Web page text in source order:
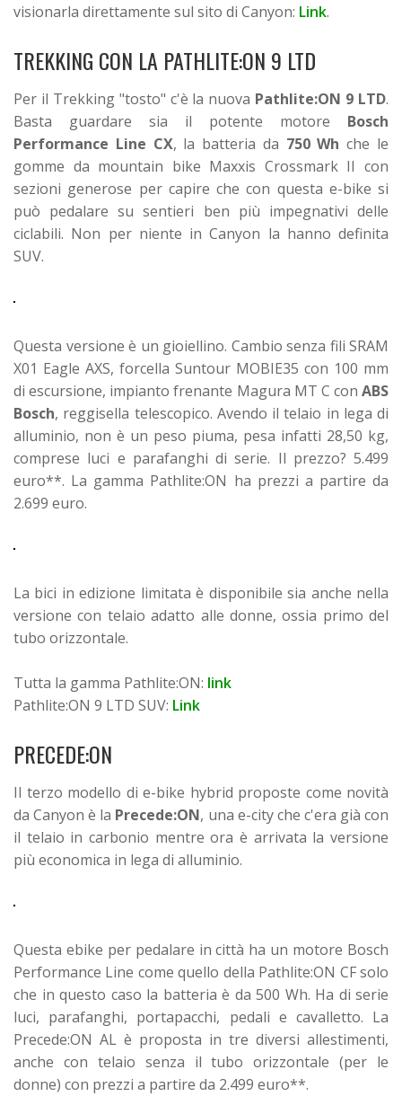
visionarla direttamente sul sito di Canyon: Link.
TREKKING CON LA PATHLITE:ON 9 LTD
Per il Trekking "tosto" c'è la nuova Pathlite:ON 9 LTD.
Basta guardare sia il potente motore Bosch
Performance Line CX, la batteria da 750 Wh che le
gomme da mountain bike Maxxis Crossmark II con
sezioni generose per capire che con questa e-bike si
può pedalare su sentieri ben più impegnativi delle
ciclabili. Non per niente in Canyon la hanno definita
SUV.
Questa versione è un gioiellino. Cambio senza fili SRAM
X01 Eagle AXS, forcella Suntour MOBIE35 con 100 mm
di escursione, impianto frenante Magura MT C con ABS
Bosch, reggisella telescopico. Avendo il telaio in lega di
alluminio, non è un peso piuma, pesa infatti 28,50 kg,
comprese luci e parafanghi di serie. Il prezzo? 5.499
euro**. La gamma Pathlite:ON ha prezzi a partire da
2.699 euro.
La bici in edizione limitata è disponibile sia anche nella
versione con telaio adatto alle donne, ossia primo del
tubo orizzontale.
Tutta la gamma Pathlite:ON: link
Pathlite:ON 9 LTD SUV: Link
PRECEDE:ON
Il terzo modello di e-bike hybrid proposte come novità
da Canyon è la Precede:ON, una e-city che c'era già con
il telaio in carbonio mentre ora è arrivata la versione
più economica in lega di alluminio.
Questa ebike per pedalare in città ha un motore Bosch
Performance Line come quello della Pathlite:ON CF solo
che in questo caso la batteria è da 500 Wh. Ha di serie
luci, parafanghi, portapacchi, pedali e cavalletto. La
Precede:ON AL è proposta in tre diversi allestimenti,
anche con telaio senza il tubo orizzontale (per le
donne) con prezzi a partire da 2.499 euro**.